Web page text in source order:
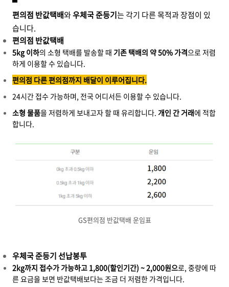
편의점 반값택배와우체국 준등기는 각기 다른 목적과 장점이 있
습니다.
편의점 반값택배
5kg 이하의 소형 택배를 발송할 때 기존 택배의 약 50% 가격으로 저렴
하게 이용할 수 있습니다.
편의점 다른 편의점까지 배달이 이루어집니다.
24시간 접수 가능하며, 전국 어디서든 이용할 수 있습니다.
소형 물품을 저렴하게 보내고자 할 때 유리합니다. 개인 간 거래에 적합
합니다.
GS편의점 반값택배 운임표
우체국 준등기 선납봉투
2kg까지 접수가 가능하고 1,800(할인기간) ~ 2,000원으로, 중량에 따
른 요금을 보면 반값택배보다는 조금 더 저렴한 가격입니다.